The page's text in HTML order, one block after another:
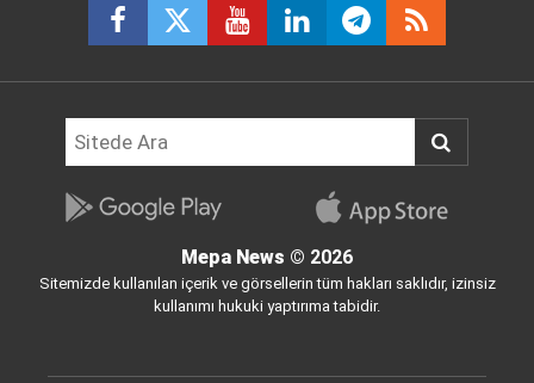
Mepa News © 2026
Sitemizde kullanılan içerik ve görsellerin tüm hakları saklıdır, izinsiz
kullanımı hukuki yaptırıma tabidir.